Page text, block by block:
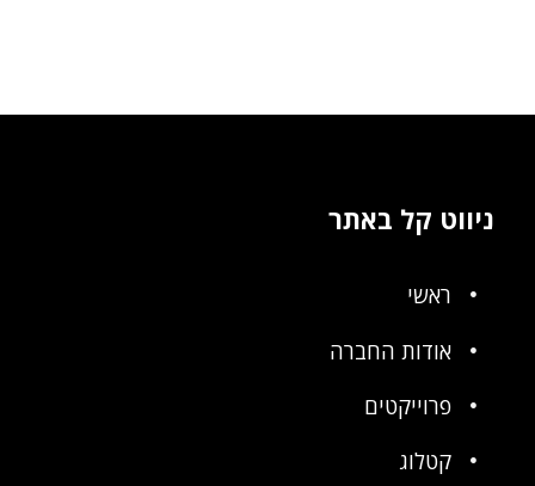
ניווט קל באתר
ראשי
אודות החברה
פרוייקטים
קטלוג